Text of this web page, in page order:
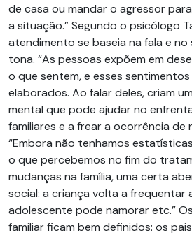
de casa ou mandar o agressor
a situação.” Segundo o psicólogo
atendimento se baseia na fala e
tona. “As pessoas expõem em
o que sentem, e esses
elaborados. Ao falar deles, criam
mental que pode ajudar no
familiares e a frear a ocorrência de
“Embora não tenhamos
o que percebemos no fim do
mudanças na família, uma certa
social: a criança volta a frequentar
adolescente pode namorar etc.”
familiar ficam bem definidos: os